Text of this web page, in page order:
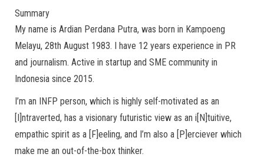
Summary
My name is Ardian Perdana Putra, was born in Kampoeng
Melayu, 28th August 1983. I have 12 years experience in PR
and journalism. Active in startup and SME community in
Indonesia since 2015.
I’m an INFP person, which is highly self-motivated as an
[I]ntraverted, has a visionary futuristic view as an i[N]tuitive,
empathic spirit as a [F]eeling, and I’m also a [P]erciever which
make me an out-of-the-box thinker.